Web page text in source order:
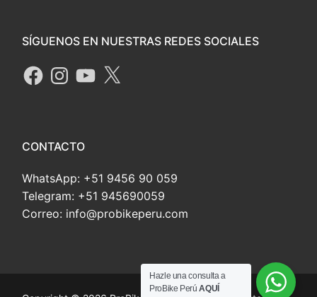
SÍGUENOS EN NUESTRAS REDES SOCIALES
CONTACTO
WhatsApp: +51 9456 90 059
Telegram: +51 945690059
Correo: info@probikeperu.com
Hazle una consulta a
ProBike PerúAQUÍ